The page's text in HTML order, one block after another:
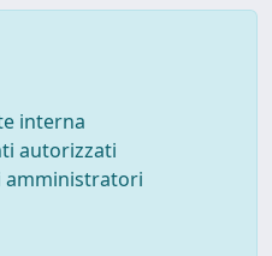
interna
autorizzati
amministratori